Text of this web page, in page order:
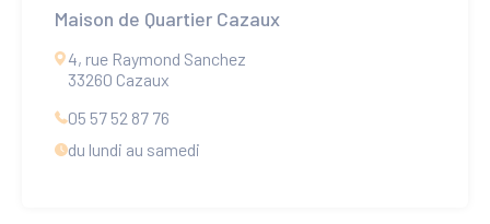
Maison de Quartier Cazaux
4, rue Raymond Sanchez
33260 Cazaux
05 57 52 87 76
du lundi au samedi